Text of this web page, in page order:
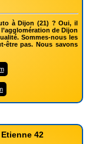
à Dijon (21) ? Oui, il
de Dijon
Sommes-nous les
être pas. Nous savons
42